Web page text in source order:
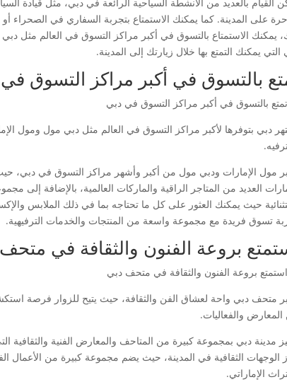
على المدينة. كما يمكنك الاستمتاع بتجربة السفاري في الصحراء
يمكنك الاستمتاع بالتسوق في أكبر مراكز التسوق في العالم مثل
التي يمكنك التمتع بها خلال زيارتك إلى المدينة.
بالتسوق في أكبر مراكز التسوق
دبي بتوفرها لأكبر مراكز التسوق في العالم مثل دبي مول ومول
مول الإمارات ودبي مول من أكبر وأشهر مراكز التسوق في دبي،
العديد من المتاجر الراقية والماركات العالمية، بالإضافة
حيث يمكنك العثور على كل ما تحتاجه بما في ذلك الملابس
تسوق فريدة مع مجموعة واسعة من المنتجات والخدمات الترفيهية.
بروعة الفنون والثقافة في
متحف دبي واحة لعشاق الفن والثقافة، حيث يتيح للزوار فرصة
والفعاليات.
مدينة دبي بمجموعة كبيرة من المتاحف والمعارض الفنية والثقافية
الوجهات الثقافية في المدينة، حيث يضم مجموعة كبيرة من الأعمال
الإماراتي.